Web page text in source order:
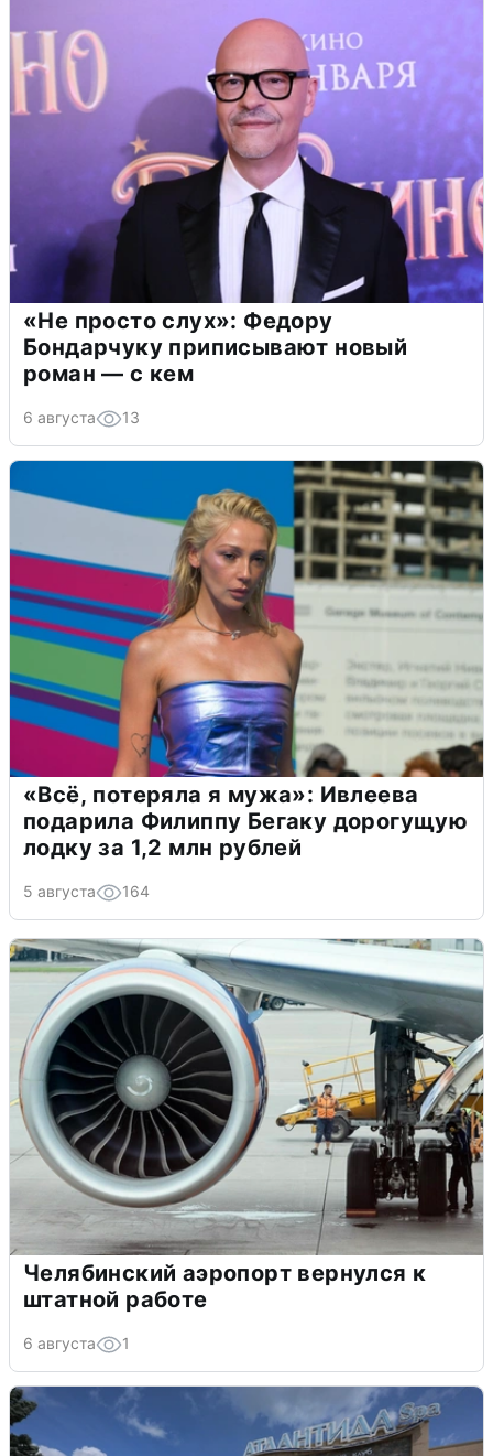
«Не просто слух»: Федору
Бондарчуку приписывают новый
роман — с кем
6 августа 13
«Всё, потеряла я мужа»: Ивлеева
подарила Филиппу Бегаку дорогущую
лодку за 1,2 млн рублей
5 августа 164
Челябинский аэропорт вернулся к
штатной работе
6 августа 1